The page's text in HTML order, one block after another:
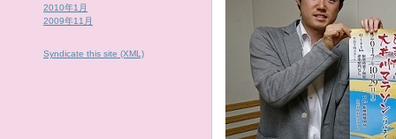
2010年1月
2009年11月
Syndicate this site (XML)